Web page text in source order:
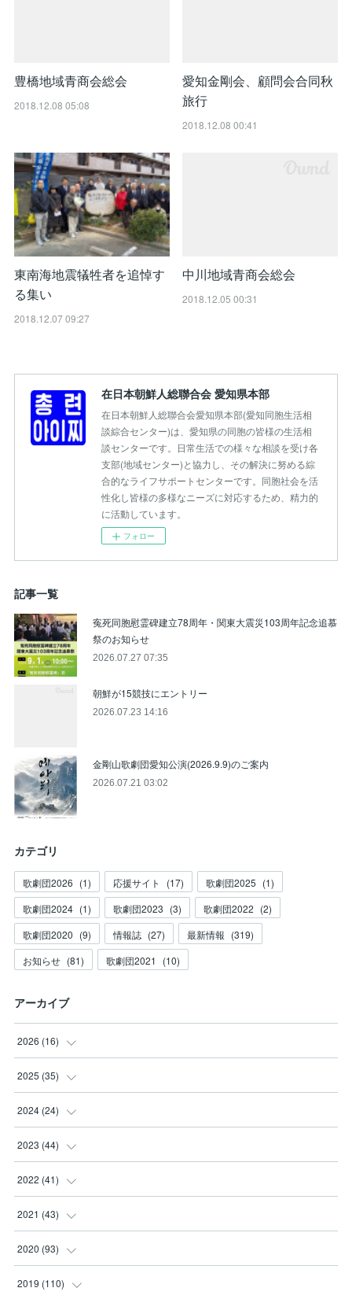
豊橋地域青商会総会
2018.12.08 05:08
愛知金剛会、顧問会合同秋
旅行
2018.12.08 00:41
東南海地震犠牲者を追悼す
る集い
2018.12.07 09:27
中川地域青商会総会
2018.12.05 00:31
在日本朝鮮人総聯合会 愛知県本部
在日本朝鮮人総聯合会愛知県本部(愛知同胞生活相
談綜合センター)は、愛知県の同胞の皆様の生活相
談センターです。日常生活での様々な相談を受け各
支部(地域センター)と協力し、その解決に努める綜
合的なライフサポートセンターです。同胞社会を活
性化し皆様の多様なニーズに対応するため、精力的
に活動しています。
フォロー
記事一覧
寃死同胞慰霊碑建立78周年・関東大震災103周年記念追慕
祭のお知らせ
2026.07.27 07:35
朝鮮が15競技にエントリー
2026.07.23 14:16
金剛山歌劇団愛知公演(2026.9.9)のご案内
2026.07.21 03:02
カテゴリ
歌劇団2026 (1) 応援サイト (17) 歌劇団2025 (1)
歌劇団2024 (1) 歌劇団2023 (3) 歌劇団2022 (2)
歌劇団2020 (9) 情報誌 (27) 最新情報 (319)
お知らせ (81) 歌劇団2021 (10)
アーカイブ
2026 (16)
(3
(2
(2
(3
2025 (35)
(3
(2
(8
(8
2024 (24)
(3
(3
(2
(3
2023 (44)
(3
(3
(6
(5)
2022 (41)
(1
(2
(4)
2021 (43)
(5
(3)
2020 (93)
(4)
2019 (110)